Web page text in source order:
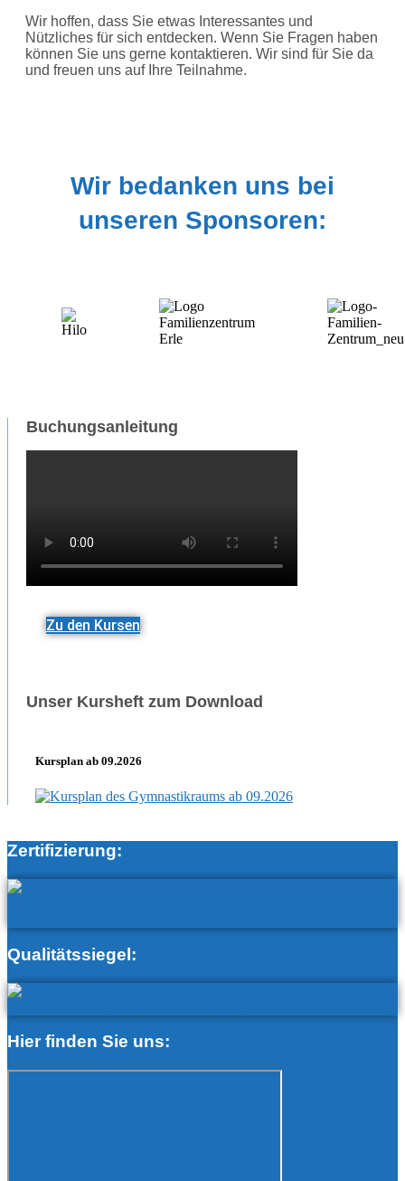
Wir hoffen, dass Sie etwas Interessantes und
Nützliches für sich entdecken. Wenn Sie Fragen haben
können Sie uns gerne kontaktieren. Wir sind für Sie da
und freuen uns auf Ihre Teilnahme.
Wir bedanken uns bei
unseren Sponsoren:
Buchungsanleitung
Zu den Kursen
Unser Kursheft zum Download
Kursplan ab 09.2026
Zertifizierung:
Qualitätssiegel:
Hier finden Sie uns: